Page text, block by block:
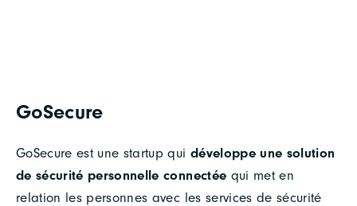
GoSecure
GoSecure est une startup qui développe une solution
de sécurité personnelle connectée qui met en
relation les personnes avec les services de sécurité